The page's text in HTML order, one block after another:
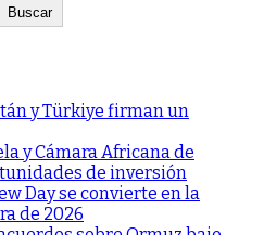
Buscar
y Türkiye firman un
y Cámara Africana de
de inversión
Day se convierte en la
de 2026